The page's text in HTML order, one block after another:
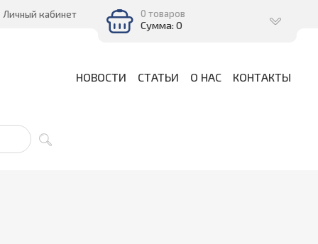
Личный кабинет 0 товаров
Сумма: 0
НОВОСТИ СТАТЬИ О НАС КОНТАКТЫ